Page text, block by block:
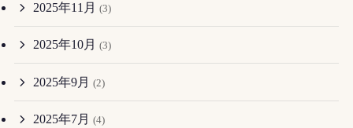
2025年11月 (3)
2025年10月 (3)
2025年9月 (2)
2025年7月 (4)